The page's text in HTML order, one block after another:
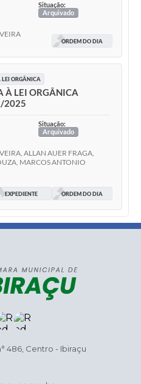
Situação:
Arquivado
ORDEM DO DIA
LEI ORGÂNICA
À LEI ORGÂNICA
2025
Situação:
Arquivado
ALLAN AUER FRAGA,
MARCOS ANTONIO
ORDEM DO DIA
EXPEDIENTE
486, Centro - Ibiraçu